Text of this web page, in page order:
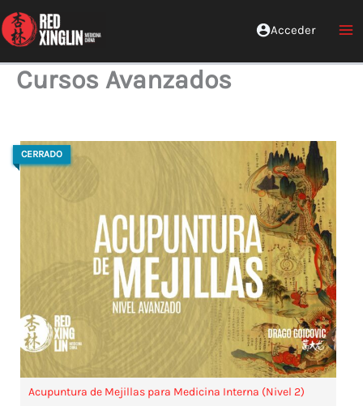
al
contenido
Red Xinglin Medicina China Acceder
Cursos Avanzados
CERRADO
Acupuntura de Mejillas para Medicina Interna (Nivel 2)